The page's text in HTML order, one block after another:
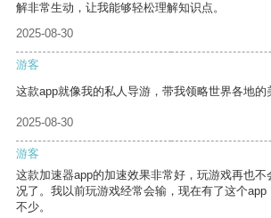
解非常生动，让我能够轻松理解知识点。
2025-08-30
游客
这款app就像我的私人导游，带我领略世界各地的
2025-08-30
游客
这款加速器app的加速效果非常好，玩游戏再也
况了。我以前玩游戏经常会输，现在有了这个app
不少。